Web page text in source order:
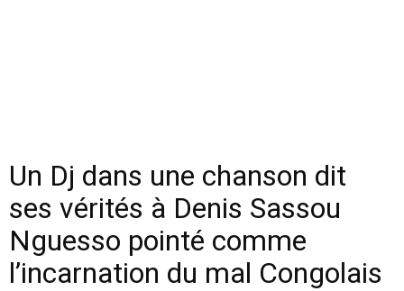
Un Dj dans une chanson dit
ses vérités à Denis Sassou
Nguesso pointé comme
l’incarnation du mal Congolais